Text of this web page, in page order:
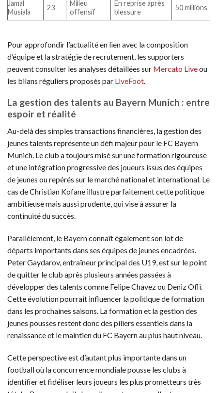
Jamal
Musiala
23
Milieu
offensif
En reprise après
blessure
50 millions
Pour approfondir l’actualité en lien avec la composition
d’équipe et la stratégie de recrutement, les supporters
peuvent consulter les analyses détaillées sur Mercato Liveou
les bilans réguliers proposés par LiveFoot
La gestion des talents au Bayern Munich : entre
espoir et réalité
Au-delà des simples transactions financières, la gestion des
jeunes talents représente un défi majeur pour le FC Bayern
Munich. Le club a toujours misé sur une formation rigoureuse
et une intégration progressive des joueurs issus des équipes
de jeunes ou repérés sur le marché national et international. Le
cas de Christian Kofane illustre parfaitement cette politique
ambitieuse mais aussi prudente, qui vise à assurer la
continuité du succès.
Parallèlement, le Bayern connaît également son lot de
départs importants dans ses équipes de jeunes encadrées.
Peter Gaydarov, entraîneur principal des U19, est sur le point
de quitter le club après plusieurs années passées à
développer des talents comme Felipe Chavez ou Deniz Ofli.
Cette évolution pourrait influencer la politique de formation
dans les prochaines saisons. La formation et la gestion des
jeunes pousses restent donc des piliers essentiels dans la
renaissance et le maintien du FC Bayern au plus haut niveau.
Cette perspective est d’autant plus importante dans un
football où la concurrence mondiale pousse les clubs à
identifier et fidéliser leurs joueurs les plus prometteurs très